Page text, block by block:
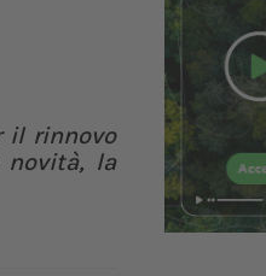
il rinnovo
novità, la